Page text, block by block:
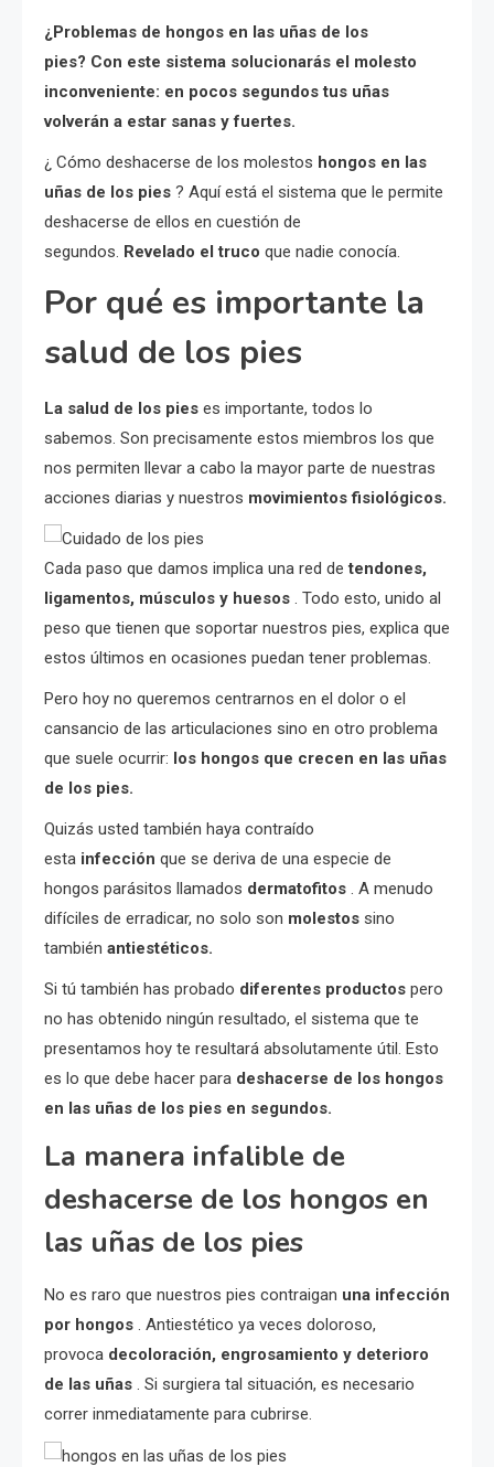
¿Problemas de hongos en las uñas de los
pies? Con este sistema solucionarás el molesto
inconveniente: en pocos segundos tus uñas
volverán a estar sanas y fuertes.
¿ Cómo deshacerse de los molestos hongos en las
uñas de los pies ? Aquí está el sistema que le permite
deshacerse de ellos en cuestión de
segundos. Revelado el truco que nadie conocía.
Por qué es importante la
salud de los pies
La salud de los pies es importante, todos lo
sabemos. Son precisamente estos miembros los que
nos permiten llevar a cabo la mayor parte de nuestras
acciones diarias y nuestros movimientos fisiológicos.
Cada paso que damos implica una red detendones,
ligamentos, músculos y huesos . Todo esto, unido al
peso que tienen que soportar nuestros pies, explica que
estos últimos en ocasiones puedan tener problemas.
Pero hoy no queremos centrarnos en el dolor o el
cansancio de las articulaciones sino en otro problema
que suele ocurrir: los hongos que crecen en las uñas
de los pies.
Quizás usted también haya contraído
esta infección que se deriva de una especie de
hongos parásitos llamados dermatofitos . A menudo
difíciles de erradicar, no solo son molestos sino
también antiestéticos.
Si tú también has probado diferentes productos pero
no has obtenido ningún resultado, el sistema que te
presentamos hoy te resultará absolutamente útil. Esto
es lo que debe hacer para deshacerse de los hongos
en las uñas de los pies en segundos.
La manera infalible de
deshacerse de los hongos en
las uñas de los pies
No es raro que nuestros pies contraigan una infección
por hongos . Antiestético ya veces doloroso,
provoca decoloración, engrosamiento y deterioro
de las uñas . Si surgiera tal situación, es necesario
correr inmediatamente para cubrirse.